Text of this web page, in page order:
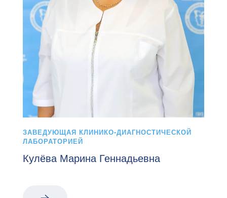
ЗАВЕДУЮЩАЯ КЛИНИКО-ДИАГНОСТИЧЕСКОЙ
ЛАБОРАТОРИЕЙ
Кулёва Марина Геннадьевна